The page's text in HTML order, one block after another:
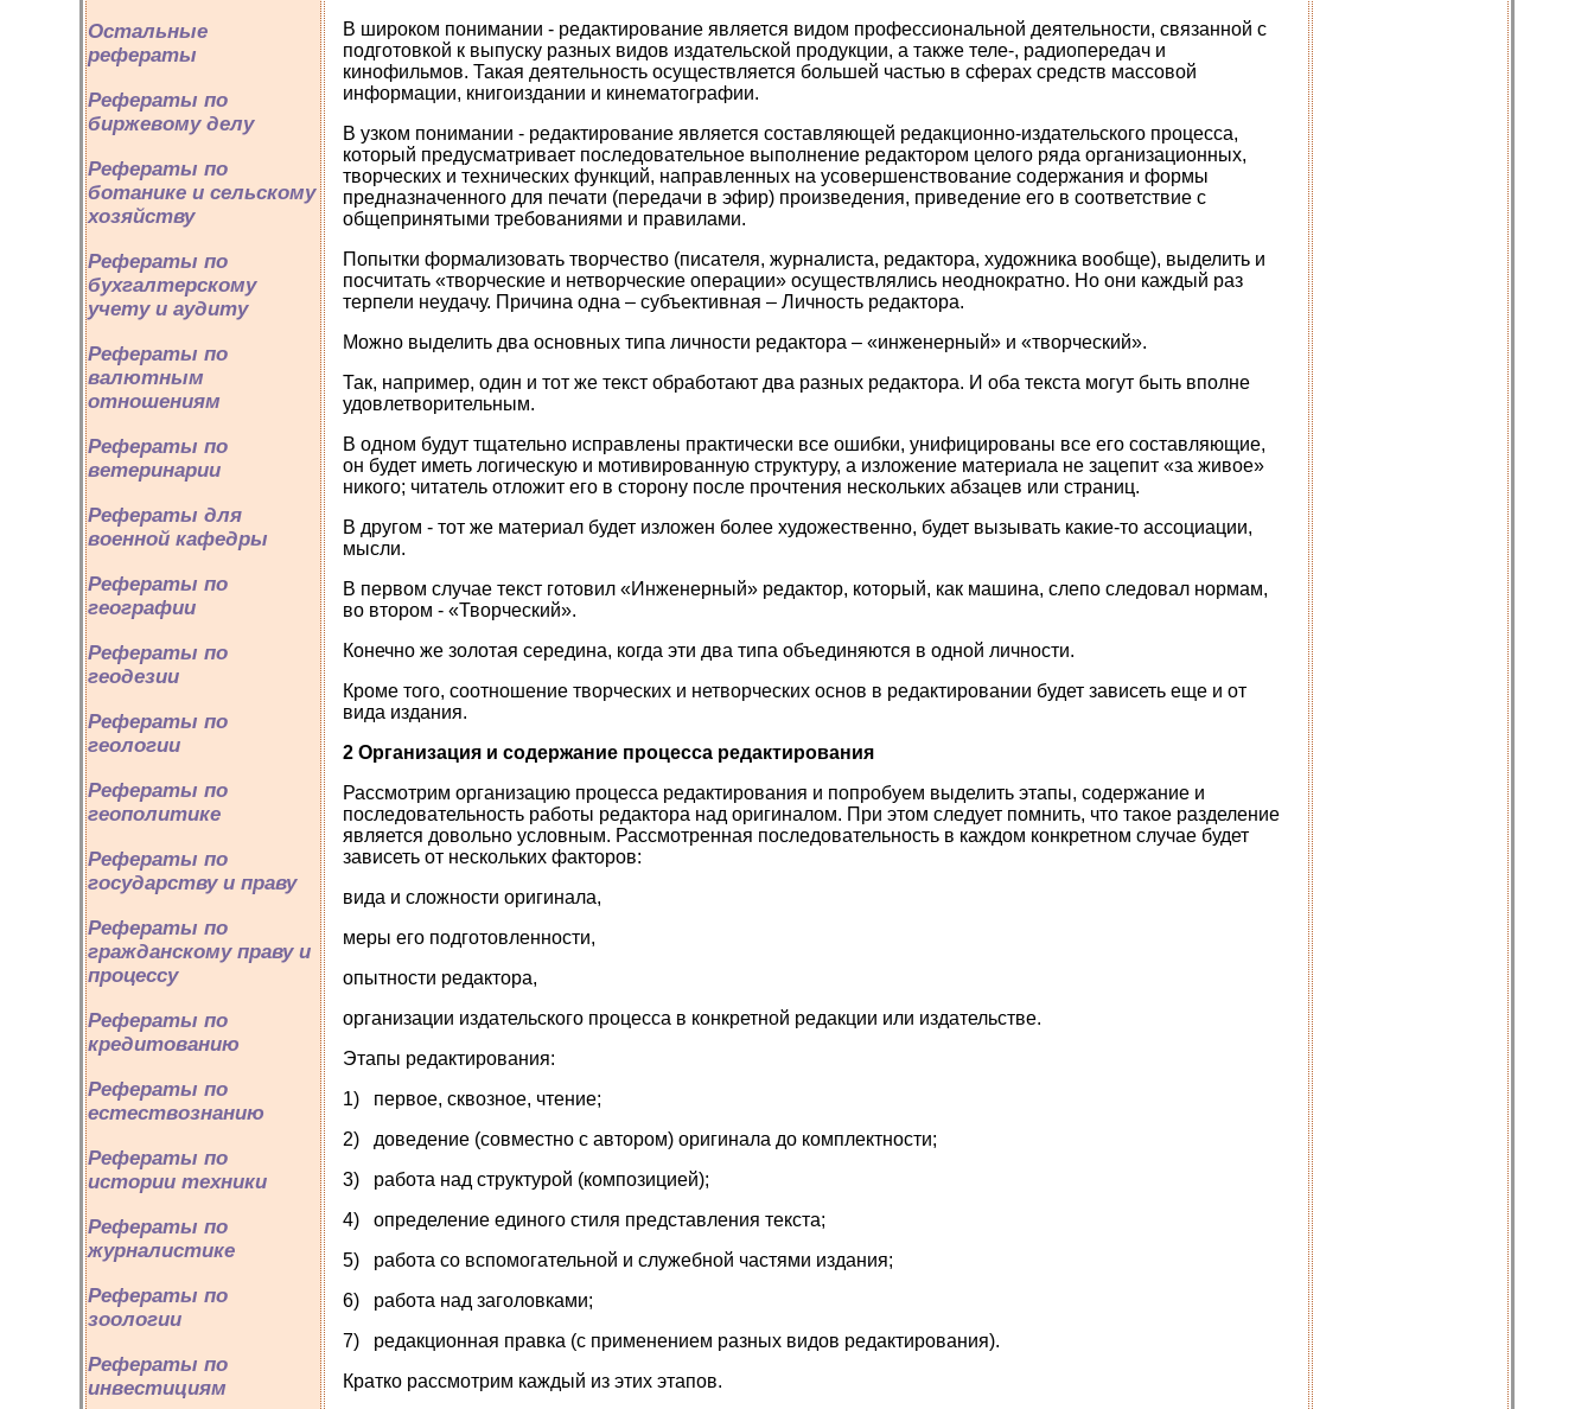
Остальные
рефераты
Рефераты по
биржевому делу
Рефераты по
ботанике и сельскому
хозяйству
Рефераты по
бухгалтерскому
учету и аудиту
Рефераты по
валютным
отношениям
Рефераты по
ветеринарии
Рефераты для
военной кафедры
Рефераты по
географии
Рефераты по
геодезии
Рефераты по
геологии
Рефераты по
геополитике
Рефераты по
государству и праву
Рефераты по
гражданскому праву и
процессу
Рефераты по
кредитованию
Рефераты по
естествознанию
Рефераты по
истории техники
Рефераты по
журналистике
Рефераты по
зоологии
Рефераты по
инвестициям
В широком понимании - редактирование является видом профессиональной деятельности, связанной с
подготовкой к выпуску разных видов издательской продукции, а также теле-, радиопередач и
кинофильмов. Такая деятельность осуществляется большей частью в сферах средств массовой
информации, книгоиздании и кинематографии.
В узком понимании - редактирование является составляющей редакционно-издательского процесса,
который предусматривает последовательное выполнение редактором целого ряда организационных,
творческих и технических функций, направленных на усовершенствование содержания и формы
предназначенного для печати (передачи в эфир) произведения, приведение его в соответствие с
общепринятыми требованиями и правилами.
Попытки формализовать творчество (писателя, журналиста, редактора, художника вообще), выделить и
посчитать «творческие и нетворческие операции» осуществлялись неоднократно. Но они каждый раз
терпели неудачу. Причина одна – субъективная – Личность редактора.
Можно выделить два основных типа личности редактора – «инженерный» и «творческий».
Так, например, один и тот же текст обработают два разных редактора. И оба текста могут быть вполне
удовлетворительным.
В одном будут тщательно исправлены практически все ошибки, унифицированы все его составляющие,
он будет иметь логическую и мотивированную структуру, а изложение материала не зацепит «за живое»
никого; читатель отложит его в сторону после прочтения нескольких абзацев или страниц.
В другом - тот же материал будет изложен более художественно, будет вызывать какие-то ассоциации,
мысли.
В первом случае текст готовил «Инженерный» редактор, который, как машина, слепо следовал нормам,
во втором - «Творческий».
Конечно же золотая середина, когда эти два типа объединяются в одной личности.
Кроме того, соотношение творческих и нетворческих основ в редактировании будет зависеть еще и от
вида издания.
2 Организация и содержание процесса редактирования
Рассмотрим организацию процесса редактирования и попробуем выделить этапы, содержание и
последовательность работы редактора над оригиналом. При этом следует помнить, что такое разделение
является довольно условным. Рассмотренная последовательность в каждом конкретном случае будет
зависеть от нескольких факторов:
вида и сложности оригинала,
меры его подготовленности,
опытности редактора,
организации издательского процесса в конкретной редакции или издательстве.
Этапы редактирования:
1) первое, сквозное, чтение;
2) доведение (совместно с автором) оригинала до комплектности;
3) работа над структурой (композицией);
4) определение единого стиля представления текста;
5) работа со вспомогательной и служебной частями издания;
6) работа над заголовками;
7) редакционная правка (с применением разных видов редактирования).
Кратко рассмотрим каждый из этих этапов.